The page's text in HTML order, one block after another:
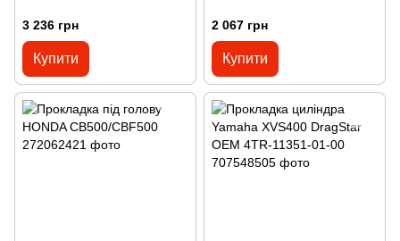
3 236 грн
Купити
2 067 грн
Купити